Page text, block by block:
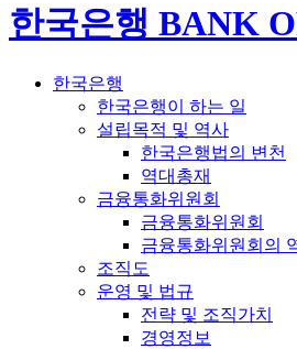
한국은행 BANK
한국은행
한국은행이 하는 일
설립목적 및 역사
한국은행법의 변천
역대총재
금융통화위원회
금융통화위원회
금융통화위원회의
조직도
운영 및 법규
전략 및 조직가치
경영정보